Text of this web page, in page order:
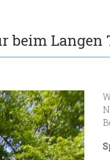
beim Langen